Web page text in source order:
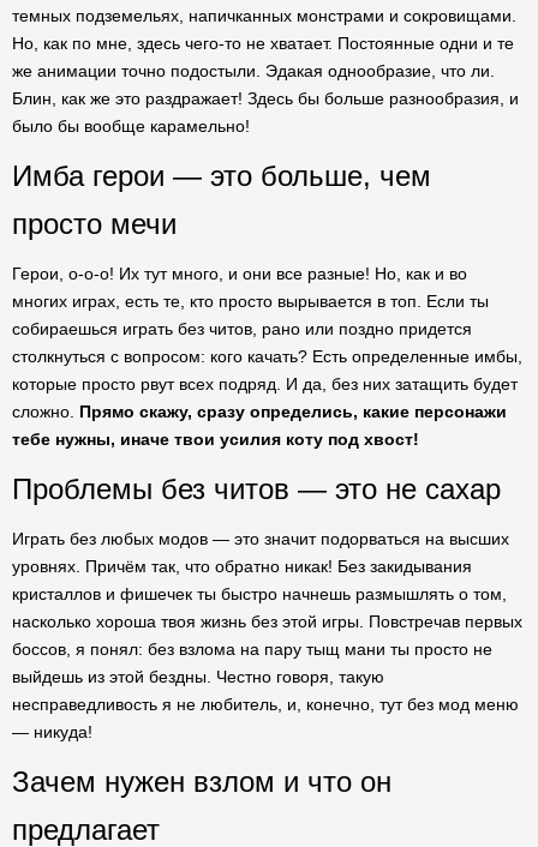
темных подземельях, напичканных монстрами и сокровищами.
Но, как по мне, здесь чего-то не хватает. Постоянные одни и те
же анимации точно подостыли. Эдакая однообразие, что ли.
Блин, как же это раздражает! Здесь бы больше разнообразия, и
было бы вообще карамельно!
Имба герои — это больше, чем
просто мечи
Герои, о-о-о! Их тут много, и они все разные! Но, как и во
многих играх, есть те, кто просто вырывается в топ. Если ты
собираешься играть без читов, рано или поздно придется
столкнуться с вопросом: кого качать? Есть определенные имбы,
которые просто рвут всех подряд. И да, без них затащить будет
сложно. Прямо скажу, сразу определись, какие персонажи
тебе нужны, иначе твои усилия коту под хвост!
Проблемы без читов — это не сахар
Играть без любых модов — это значит подорваться на высших
уровнях. Причём так, что обратно никак! Без закидывания
кристаллов и фишечек ты быстро начнешь размышлять о том,
насколько хороша твоя жизнь без этой игры. Повстречав первых
боссов, я понял: без взлома на пару тыщ мани ты просто не
выйдешь из этой бездны. Честно говоря, такую
несправедливость я не любитель, и, конечно, тут без мод меню
— никуда!
Зачем нужен взлом и что он
предлагает